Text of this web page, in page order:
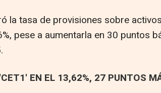
la tasa de provisiones sobre
pese a aumentarla en 30 puntos
EN EL 13,62%, 27 PUNTOS